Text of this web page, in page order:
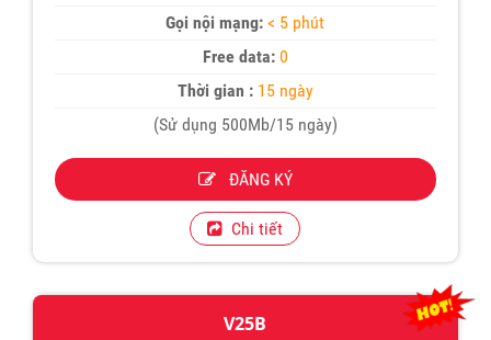
Gọi nội mạng: < 5 phút
Free data: 0
Thời gian :15 ngày
(Sử dụng 500Mb/15 ngày)
ĐĂNG KÝ
Chi tiết
V25B